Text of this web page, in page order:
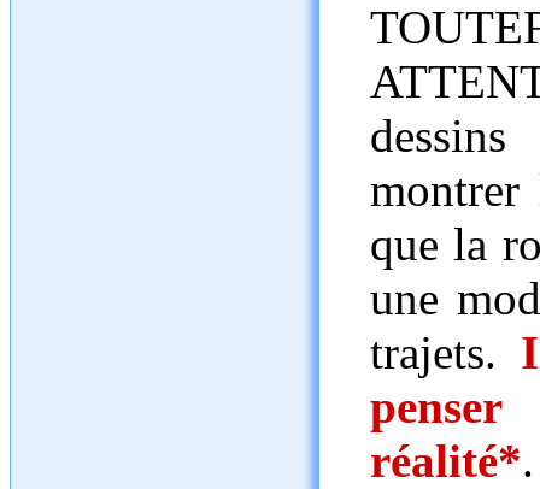
que la
une
trajets.
réalité*.